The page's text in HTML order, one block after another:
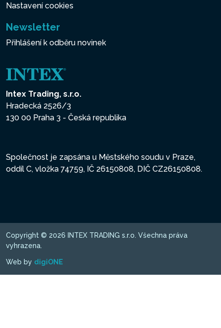
Nastavení cookies
Newsletter
Přihlášení k odběru novinek
Intex Trading, s.r.o.
Hradecká 2526/3
130 00 Praha 3 - Česká republika
Společnost je zapsána u Městského soudu v Praze,
oddíl C, vložka 74759, IČ 26150808, DIČ CZ26150808.
Copyright © 2026 INTEX TRADING s.r.o. Všechna práva
vyhrazena.
Web by digiONE